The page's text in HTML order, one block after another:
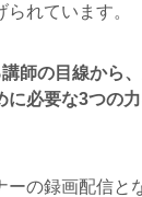
れています。
師の目線から
に必要な3つの
の録画配信と